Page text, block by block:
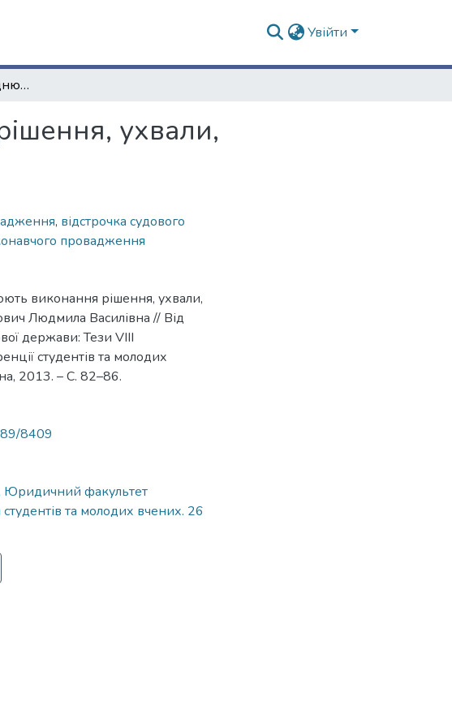
Увійти
Обставини, що ускладнюють виконання рішення, ухвали, постанови господарського суду
ухвали,
, відстрочка судового
провадження
виконання рішення, ухвали,
Людмила Василівна // Від
держави: Тези VIІI
студентів та молодих
2013. – С. 82–86.
8409
Юридичний факультет
та молодих вчених. 26